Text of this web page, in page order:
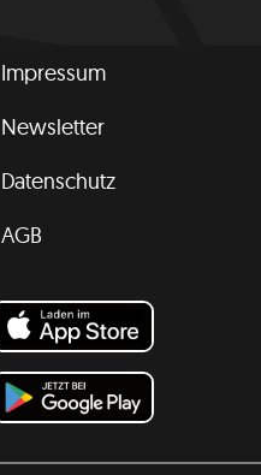
Impressum
Newsletter
Datenschutz
AGB